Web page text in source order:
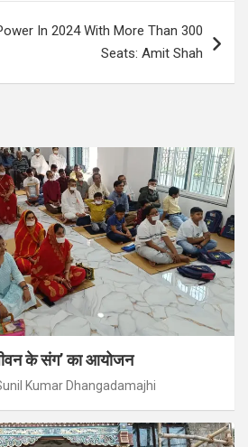
In 2024 With More Than 300
Seats: Amit Shah
के संग’ का आयोजन
Kumar Dhangadamajhi